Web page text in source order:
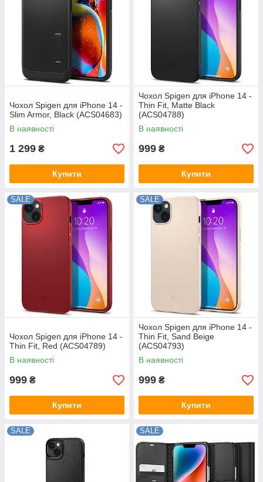
Чохол Spigen для iPhone 14 -
Slim Armor, Black (ACS04683)
В наявності
1 299 ₴
Купити
Чохол Spigen для iPhone 14 -
Thin Fit, Matte Black
(ACS04788)
В наявності
999 ₴
Купити
SALE
Чохол Spigen для iPhone 14 -
Thin Fit, Red (ACS04789)
В наявності
999 ₴
Купити
SALE
Чохол Spigen для iPhone 14 -
Thin Fit, Sand Beige
(ACS04793)
В наявності
999 ₴
Купити
SALE SALE